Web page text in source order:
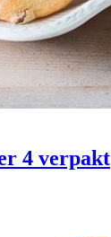
4 verpakt